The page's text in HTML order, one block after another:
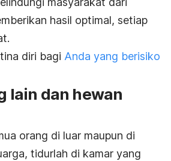
hasil optimal, setiap
diri bagi Anda yang berisiko
lain dan hewan
orang di luar maupun di
tidurlah di kamar yang